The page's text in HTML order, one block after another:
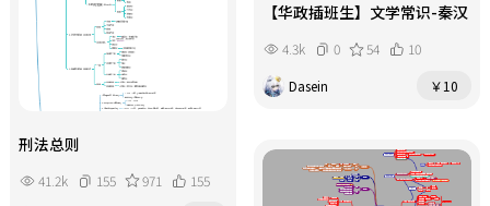
刑法总则
41.2k 155 971
155
【华政插班生】文学常识-秦汉
4.3k 0 54
10
Dasein
￥10